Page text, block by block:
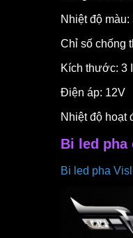
Nhiệt độ màu:
Chỉ số chống
Kích thước: 3
Điện áp: 12V
Nhiệt độ
Bi led pha
Bi led pha